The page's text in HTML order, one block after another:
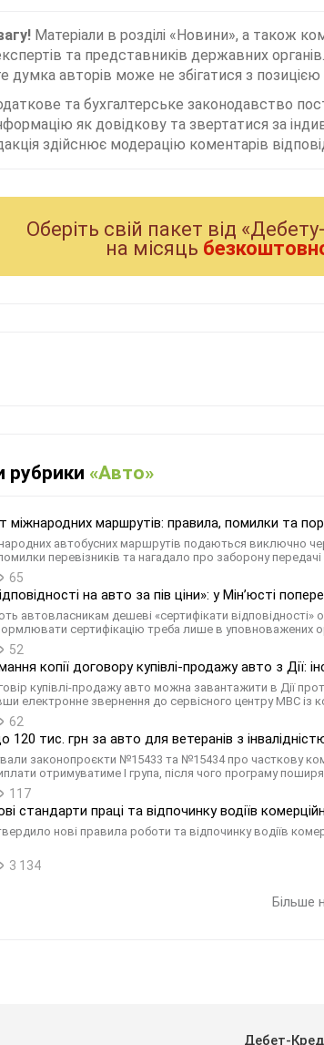
Матеріали в розділі «Новини», а також
та представників державних
думка авторів може не збігатися з позицією
та бухгалтерське законодавство
як довідкову та звертатися за
здійснює модерацію коментарів
Оберiть свiй пакет вiд
на мiсяць
рубрики «Авто»
міжнародних маршрутів: правила, помилки та
автобусних маршрутів подаються виключно
перевізників та нагадало про заборону
65
на авто за пів ціни»: у Мін’юсті
автовласникам дешеві «сертифікати
сертифікацію треба лише в уповноважених
52
копії договору купівлі-продажу авто з Дії:
купівлі-продажу авто можна завантажити в Дії
електронне звернення до сервісного центру МВС із
62
120 тис. грн за авто для ветеранів з
законопроєкти №15433 та №15434 про часткову
отримуватиме І група, після чого програму
117
стандарти праці та відпочинку водіїв
нові правила роботи та відпочинку водіїв
3 134
Більше
Дебет-